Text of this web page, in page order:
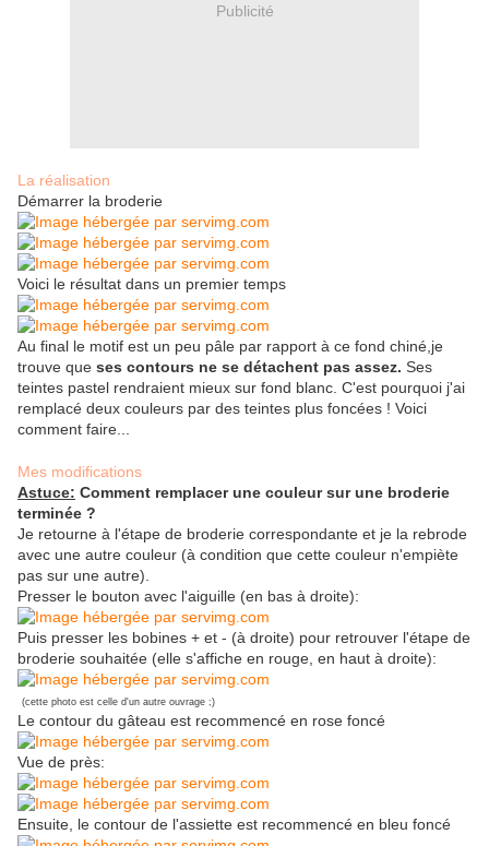
Publicité
La réalisation
Démarrer la broderie
Voici le résultat dans un premier temps
Au final le motif est un peu pâle par rapport à ce fond chiné,je
trouve que ses contours ne se détachent pas assez. Ses
teintes pastel rendraient mieux sur fond blanc. C'est pourquoi j'ai
remplacé deux couleurs par des teintes plus foncées ! Voici
comment faire...
Mes modifications
Astuce: Comment remplacer une couleur sur une broderie
terminée ?
Je retourne à l'étape de broderie correspondante et je la rebrode
avec une autre couleur (à condition que cette couleur n'empiète
pas sur une autre).
Presser le bouton avec l'aiguille (en bas à droite):
Puis presser les bobines + et - (à droite) pour retrouver l'étape de
broderie souhaitée (elle s'affiche en rouge, en haut à droite):
(cette photo est celle d'un autre ouvrage ;)
Le contour du gâteau est recommencé en rose foncé
Vue de près:
Ensuite, le contour de l'assiette est recommencé en bleu foncé